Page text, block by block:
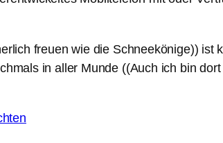
freuen wie die Schneekönige)) ist
in aller Munde ((Auch ich bin